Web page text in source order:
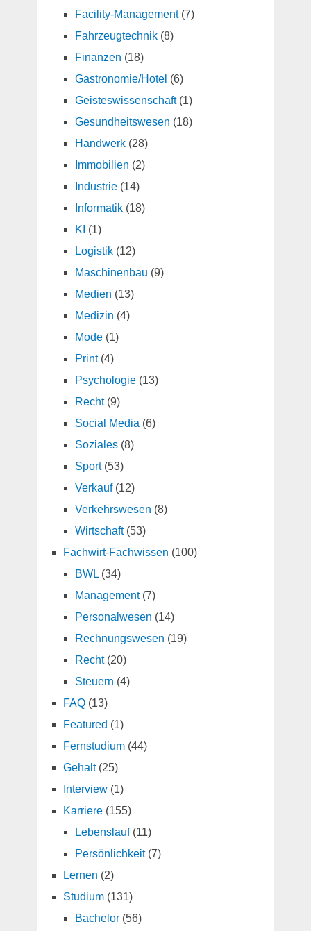
Facility-Management(7)
Fahrzeugtechnik(8)
Finanzen (18)
Gastronomie/Hotel (6)
Geisteswissenschaft(1)
Gesundheitswesen (18)
Handwerk(28)
Immobilien (2)
Industrie(14)
Informatik(18)
KI (1)
Logistik(12)
Maschinenbau (9)
Medien (13)
Medizin (4)
Mode(1)
Print(4)
Psychologie(13)
Recht(9)
Social Media (6)
Soziales(8)
Sport(53)
Verkauf(12)
Verkehrswesen (8)
Wirtschaft(53)
Fachwirt-Fachwissen (100)
BWL(34)
Management(7)
Personalwesen (14)
Rechnungswesen (19)
Recht(20)
Steuern (4)
FAQ(13)
Featured (1)
Fernstudium(44)
Gehalt(25)
Interview(1)
Karriere(155)
Lebenslauf(11)
Persönlichkeit(7)
Lernen (2)
Studium(131)
Bachelor(56)